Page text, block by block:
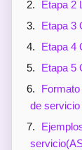
Etapa 2
Etapa 3
Etapa 4
Etapa 5
de servicio